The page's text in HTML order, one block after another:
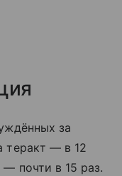
за
теракт — в 12
— почти в 15 раз.